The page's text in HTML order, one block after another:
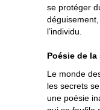
se protéger
l’individu.
Poésie de la
Le monde
les secrets
une poésie